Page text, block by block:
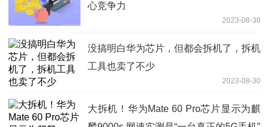
心竞争力
2023-08-30
没搞明白华为芯片，但都会拆机了，拆机
工具也卖了不少
2023-08-30
大拆机！华为Mate 60 Pro芯片显示为麒